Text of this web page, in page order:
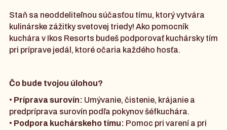
Staň sa neoddeliteľnou súčasťou tímu, ktorý vytvára
kulinárske zážitky svetovej triedy! Ako pomocník
kuchára v Ikos Resorts budeš podporovať kuchársky tím
pri príprave jedál, ktoré očaria každého hosťa.
Čo bude tvojou úlohou?
• Príprava surovín: Umývanie, čistenie, krájanie a
predpríprava surovín podľa pokynov šéfkuchára.
• Podpora kuchárskeho tímu: Pomoc pri varení a pri